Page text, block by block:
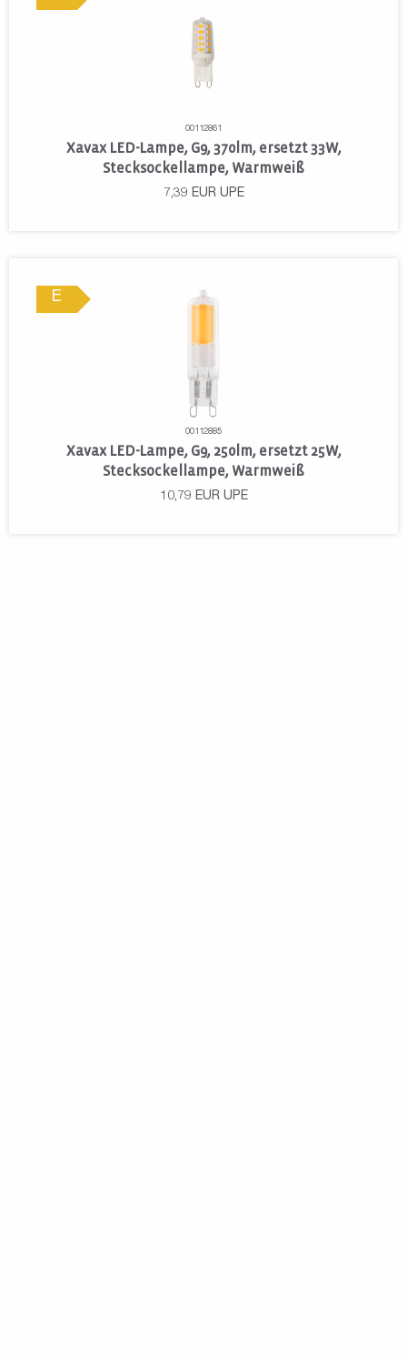
00112861
Xavax LED-Lampe, G9, 370lm, ersetzt 33W,
Stecksockellampe, Warmweiß
7,39 EUR UPE
E
00112885
Xavax LED-Lampe, G9, 250lm, ersetzt 25W,
Stecksockellampe, Warmweiß
10,79 EUR UPE